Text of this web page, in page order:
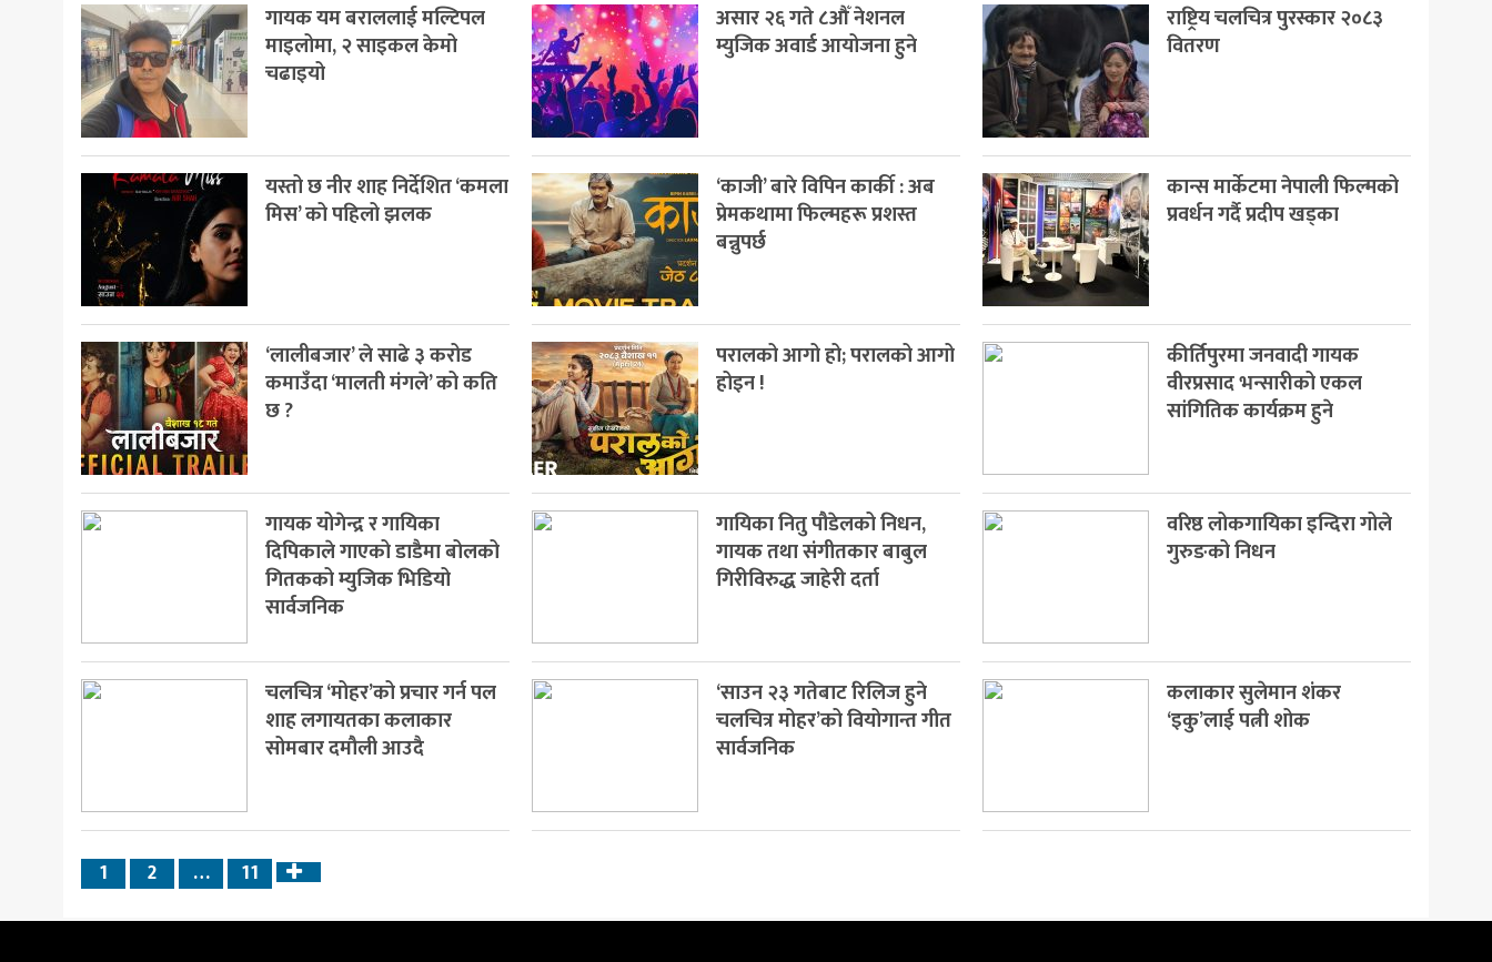
गायक यम बराललाई मल्टिपल
माइलोमा, २ साइकल केमो
चढाइयो
असार २६ गते ८औँ नेशनल
म्युजिक अवार्ड आयोजना हुने
राष्ट्रिय चलचित्र पुरस्कार २०८३
वितरण
यस्तो छ नीर शाह निर्देशित ‘कमला
मिस’ को पहिलो झलक
‘काजी’ बारे विपिन कार्की : अब
प्रेमकथामा फिल्महरू प्रशस्त
बन्नुपर्छ
कान्स मार्केटमा नेपाली फिल्मको
प्रवर्धन गर्दै प्रदीप खड्का
‘लालीबजार’ ले साढे ३ करोड
कमाउँदा ‘मालती मंगले’ को कति
छ ?
परालको आगो हो; परालको आगो
होइन !
कीर्तिपुरमा जनवादी गायक
वीरप्रसाद भन्सारीको एकल
सांगितिक कार्यक्रम हुने
गायक योगेन्द्र र गायिका
दिपिकाले गाएको डाडैमा बोलको
गितकको म्युजिक भिडियो
सार्वजनिक
गायिका नितु पौडेलको निधन,
गायक तथा संगीतकार बाबुल
गिरीविरुद्ध जाहेरी दर्ता
वरिष्ठ लोकगायिका इन्दिरा गोले
गुरुङको निधन
चलचित्र ‘मोहर’को प्रचार गर्न पल
शाह लगायतका कलाकार
सोमबार दमौली आउदै
‘साउन २३ गतेबाट रिलिज हुने
चलचित्र मोहर’को वियोगान्त गीत
सार्वजनिक
कलाकार सुलेमान शंकर
‘इकु’लाई पत्नी शोक
1 2 … 11
Next